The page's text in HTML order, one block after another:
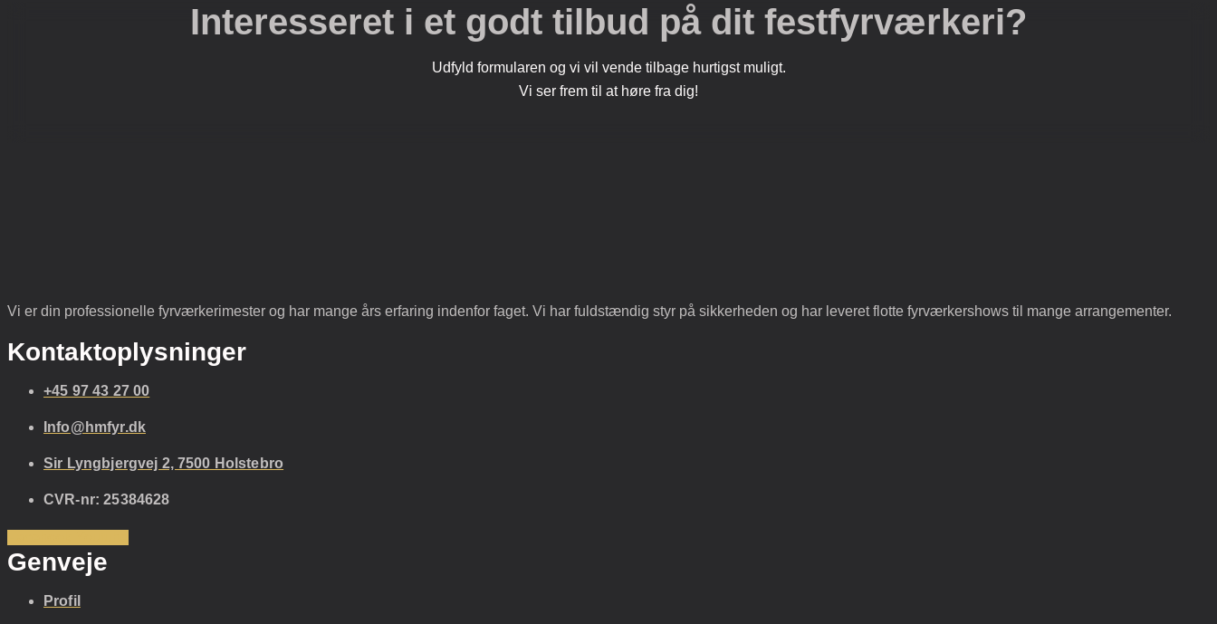
Interesseret i et godt tilbud på dit festfyrværkeri?​
Udfyld formularen og vi vil vende tilbage hurtigst muligt.
Vi ser frem til at høre fra dig!
Vi er din professionelle fyrværkerimester og har mange års erfaring indenfor faget. Vi har fuldstændig styr på sikkerheden og har leveret flotte fyrværkershows til mange arrangementer.
Kontaktoplysninger
+45 97 43 27 00
Info@hmfyr.dk
Sir Lyngbjergvej 2, 7500 Holstebro
CVR-nr: 25384628
Genveje
Profil